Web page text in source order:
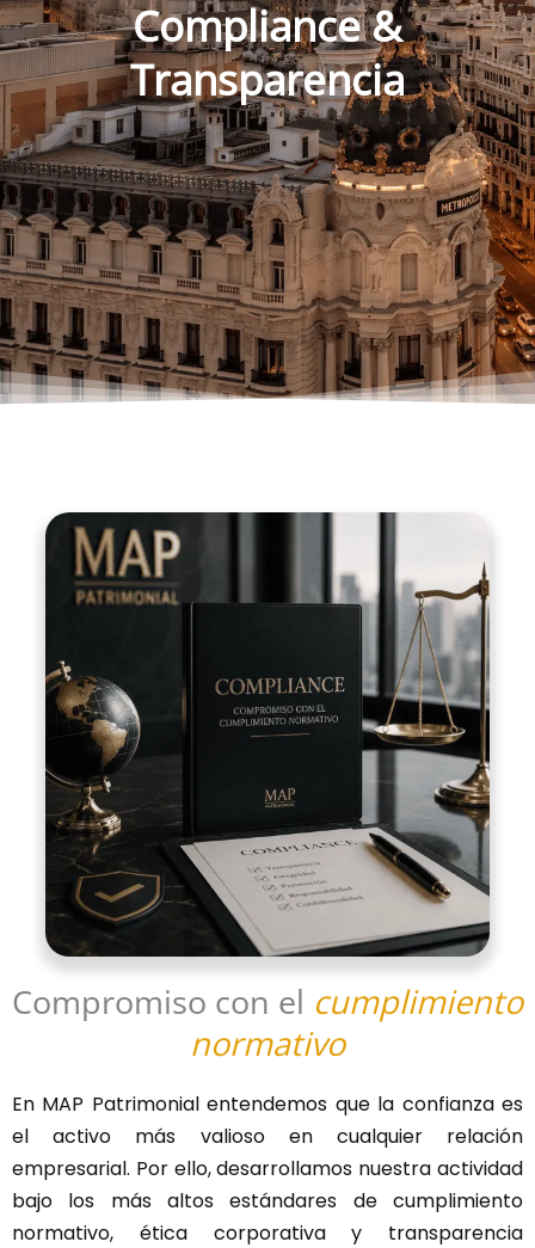
Compliance &
Transparencia
Compromiso con el cumplimiento
normativo
En MAP Patrimonial entendemos que la confianza es
el activo más valioso en cualquier relación
empresarial. Por ello, desarrollamos nuestra actividad
bajo los más altos estándares de cumplimiento
normativo, ética corporativa y transparencia